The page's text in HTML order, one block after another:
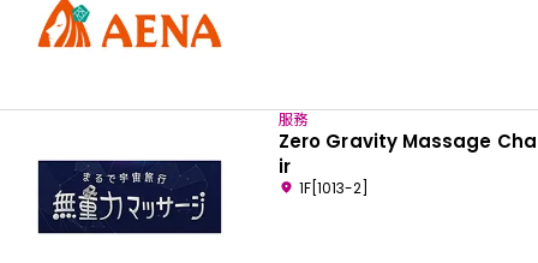
服務
Zero Gravity Massage Cha
ir
1F[1013-2]